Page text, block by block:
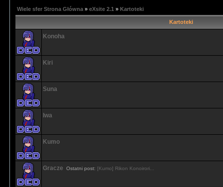
Wiele sfer Strona Główna » eXsite 2.1 » Kartoteki
Kartoteki
Konoha
Kiri
Suna
Iwa
Kumo
Gracze Ostatni post: [Kumo] Rikon Konoirori...